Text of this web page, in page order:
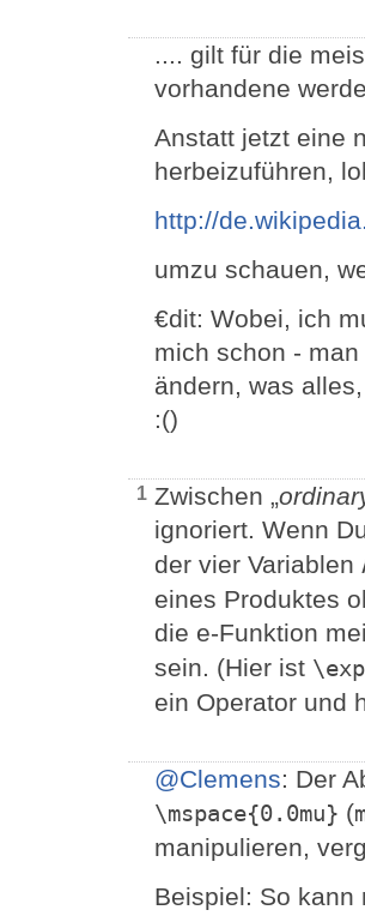
.... gilt für die
vorhandene
Anstatt jetzt eine
herbeizuführen,
http://
umzu schauen,
€dit: Wobei, ich
mich schon -
ändern, was
:()
1 Zwischen „
ignoriert. Wenn
der vier Variablen
eines Produktes
die e-Funktion
sein. (Hier ist \exp
ein Operator und
@Clemens: Der
\mspace{0.0mu} (
manipulieren,
Beispiel: So kann